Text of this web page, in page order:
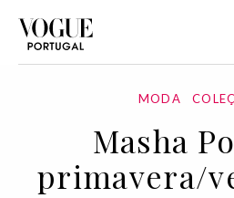
MODA
Masha
primavera/